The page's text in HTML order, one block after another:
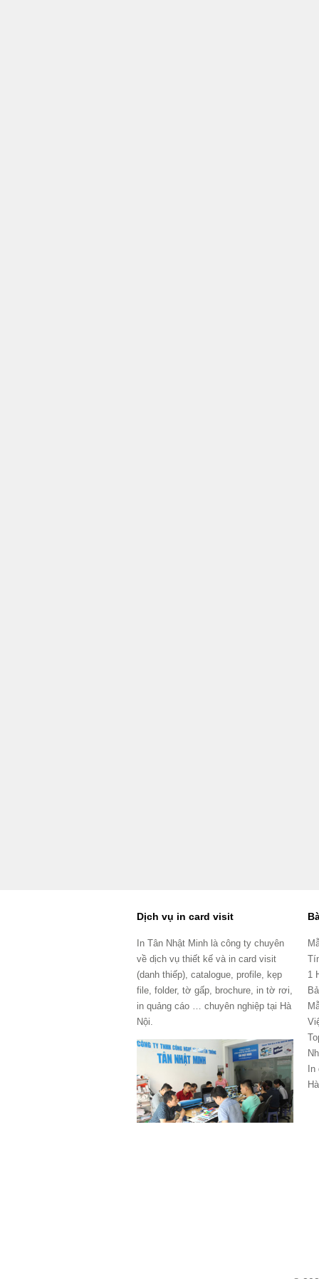
Dịch vụ in card visit
In Tân Nhật Minh là công ty chuyên
về dịch vụ thiết kế và in card visit
(danh thiếp), catalogue, profile, kẹp
file, folder, tờ gấp, brochure, in tờ rơi,
in quảng cáo … chuyên nghiệp tại Hà
Nội.
1